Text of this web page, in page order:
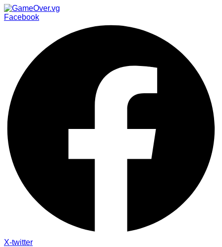
Facebook
X-twitter